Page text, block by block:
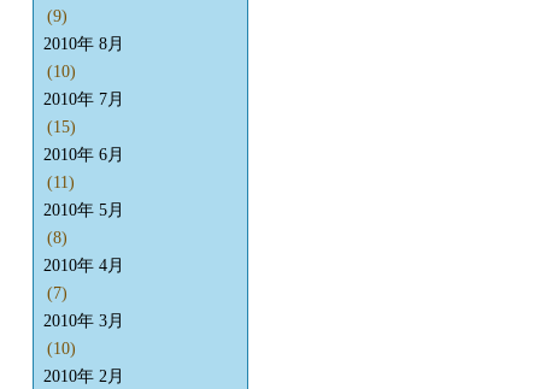
(9)
2010年 8月
(10)
2010年 7月
(15)
2010年 6月
(11)
2010年 5月
(8)
2010年 4月
(7)
2010年 3月
(10)
2010年 2月